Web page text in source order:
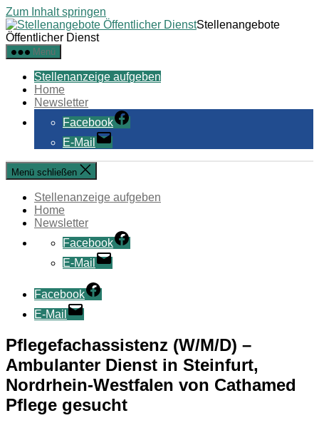
Zum Inhalt springen
Stellenangebote
Öffentlicher Dienst
Menü
Stellenanzeige aufgeben
Home
Newsletter
Facebook
E-Mail
Menü schließen
Stellenanzeige aufgeben
Home
Newsletter
Facebook
E-Mail
Facebook
E-Mail
Pflegefachassistenz (W/M/D) –
Ambulanter Dienst in Steinfurt,
Nordrhein-Westfalen von Cathamed
Pflege gesucht